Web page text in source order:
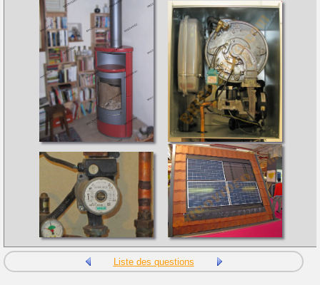
Liste des questions